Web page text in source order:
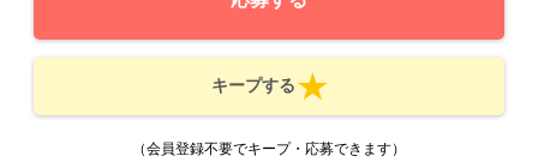
キープする
（会員登録不要でキープ・応募できます）